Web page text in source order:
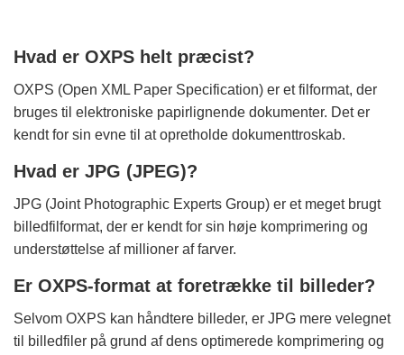
Hvad er OXPS helt præcist?
OXPS (Open XML Paper Specification) er et filformat, der
bruges til elektroniske papirlignende dokumenter. Det er
kendt for sin evne til at opretholde dokumenttroskab.
Hvad er JPG (JPEG)?
JPG (Joint Photographic Experts Group) er et meget brugt
billedfilformat, der er kendt for sin høje komprimering og
understøttelse af millioner af farver.
Er OXPS-format at foretrække til billeder?
Selvom OXPS kan håndtere billeder, er JPG mere velegnet
til billedfiler på grund af dens optimerede komprimering og